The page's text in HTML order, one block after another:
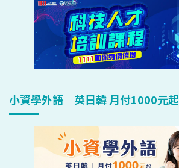
小資學外語｜英日韓 月付1000元起